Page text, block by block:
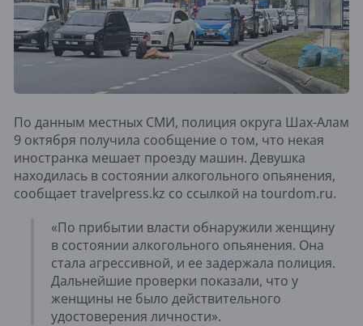
По данным местных СМИ, полиция округа Шах-Алам
9 октября получила сообщение о том, что некая
иностранка мешает проезду машин. Девушка
находилась в состоянии алкогольного опьянения,
сообщает travelpress.kz со ссылкой на tourdom.ru.
«По прибытии власти обнаружили женщину
в состоянии алкогольного опьянения. Она
стала агрессивной, и ее задержала полиция.
Дальнейшие проверки показали, что у
женщины не было действительного
удостоверения личности».